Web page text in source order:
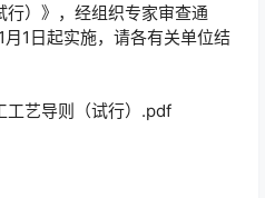
）》，经组织专家审查通
1日起实施，请各有关单位结
工艺导则（试行）.pdf